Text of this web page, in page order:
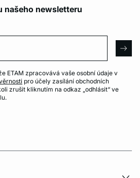
našeho newsletteru
ETAM zpracovává vaše osobní údaje v
pro účely zasílání obchodních
zrušit kliknutím na odkaz „odhlásit“ ve